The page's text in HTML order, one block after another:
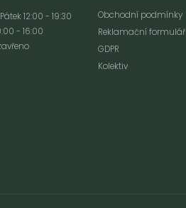
12:00 - 19:30
- 16:00
Obchodní podmínky
Reklamační formulář
GDPR
Kolektiv
a cílenou